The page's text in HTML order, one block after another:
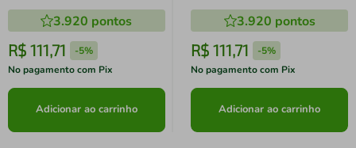
3.920 pontos
R$ 111,71 -5%
No pagamento com Pix
Adicionar ao carrinho
3.920 pontos
R$ 111,71 -5%
No pagamento com Pix
Adicionar ao carrinho